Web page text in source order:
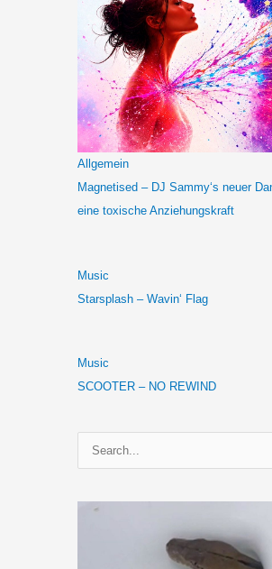
Allgemein
Magnetised – DJ Sammy‘s neuer
eine toxische Anziehungskraft
Music
Starsplash – Wavin‘ Flag
Music
SCOOTER – NO REWIND
u